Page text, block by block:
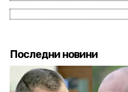
Последни новини